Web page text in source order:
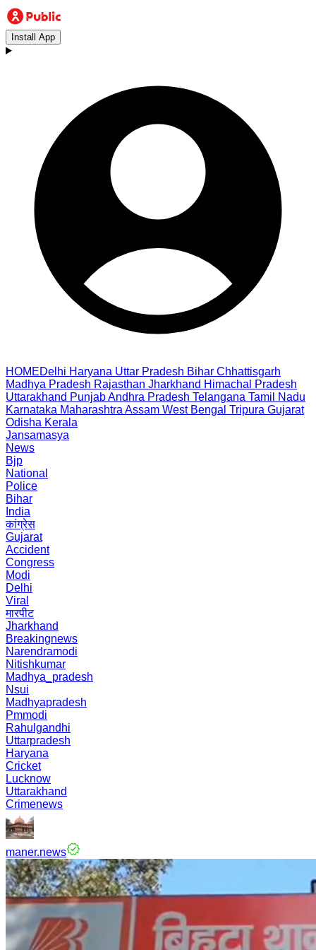
Install App
HOMEDelhi Haryana Uttar Pradesh Bihar Chhattisgarh
Madhya Pradesh Rajasthan Jharkhand Himachal Pradesh
Uttarakhand PunjabAndhra Pradesh Telangana Tamil Nadu
Karnataka Maharashtra Assam West Bengal Tripura Gujarat
Odisha Kerala
Jansamasya
News
Bjp
National
Police
Bihar
India
कांग्रेस
Gujarat
Accident
Congress
Modi
Delhi
Viral
मारपीट
Jharkhand
Breakingnews
Narendramodi
Nitishkumar
Madhya_pradesh
Nsui
Madhyapradesh
Pmmodi
Rahulgandhi
Uttarpradesh
Haryana
Cricket
Lucknow
Uttarakhand
Crimenews
maner.news